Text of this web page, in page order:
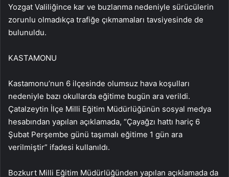
Yozgat Valiliğince kar ve buzlanma nedeniyle sürücülerin
zorunlu olmadıkça trafiğe çıkmamaları tavsiyesinde de
bulunuldu.
KASTAMONU
Kastamonu’nun 6 ilçesinde olumsuz hava koşulları
nedeniyle bazı okullarda eğitime bugün ara verildi.
Çatalzeytin İlçe Milli Eğitim Müdürlüğünün sosyal medya
hesabından yapılan açıklamada, “Çayağzı hattı hariç 6
Şubat Perşembe günü taşımalı eğitime 1 gün ara
verilmiştir” ifadesi kullanıldı.
Bozkurt Milli Eğitim Müdürlüğünden yapılan açıklamada da